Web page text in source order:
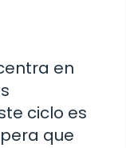
en
ciclo es
que